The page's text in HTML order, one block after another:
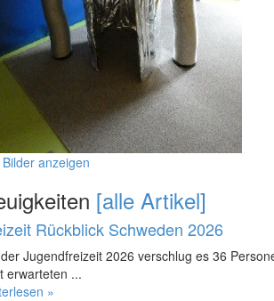
anzeigen
[alle Artikel]
Rückblick Schweden 2026
Jugendfreizeit 2026 verschlug es 36
erwarteten ...
»